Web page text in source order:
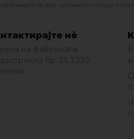
се дел од нашата понуда и тоа
нè
на фабриката:
бр. 21, 2320